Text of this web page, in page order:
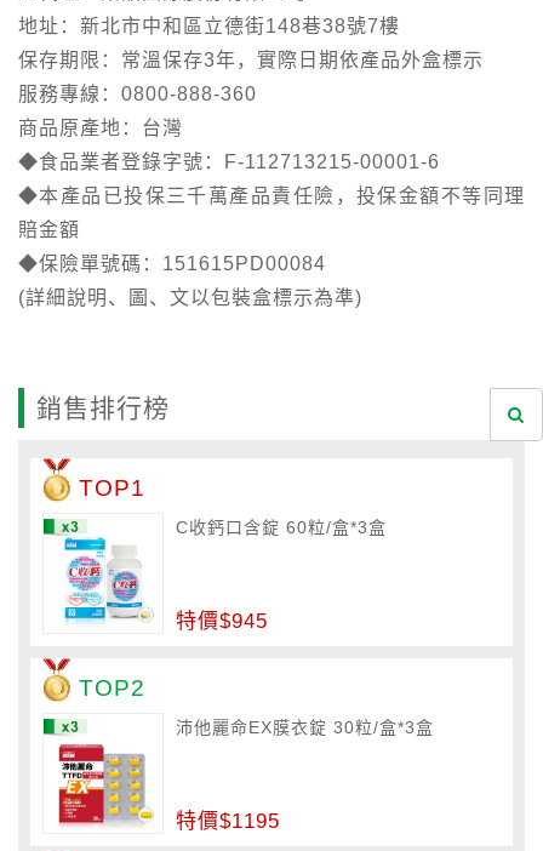
地址：新北市中和區立德街148巷38號7樓
保存期限：常溫保存3年，實際日期依產品外盒標示
服務專線：0800-888-360
商品原產地：台灣
◆食品業者登錄字號：F-112713215-00001-6
◆本產品已投保三千萬產品責任險，投保金額不等同理
賠金額
◆保險單號碼：151615PD00084
(詳細說明、圖、文以包裝盒標示為準)
銷售排行榜
TOP1
C收鈣口含錠 60粒/盒*3盒
特價$945
TOP2
沛他麗命EX膜衣錠 30粒/盒*3盒
特價$1195